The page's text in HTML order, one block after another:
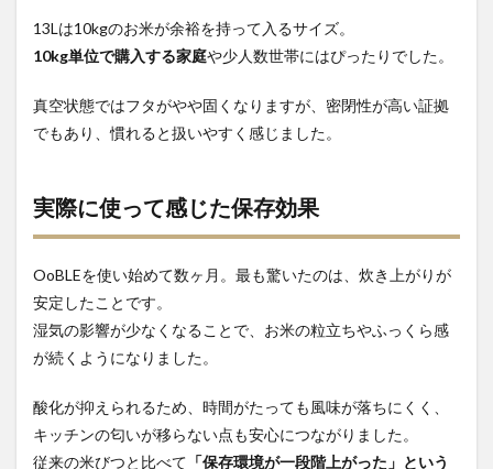
13Lは10kgのお米が余裕を持って入るサイズ。
10kg単位で購入する家庭や少人数世帯にはぴったりでした。
真空状態ではフタがやや固くなりますが、密閉性が高い証拠
でもあり、慣れると扱いやすく感じました。
実際に使って感じた保存効果
OoBLEを使い始めて数ヶ月。最も驚いたのは、炊き上がりが
安定したことです。
湿気の影響が少なくなることで、お米の粒立ちやふっくら感
が続くようになりました。
酸化が抑えられるため、時間がたっても風味が落ちにくく、
キッチンの匂いが移らない点も安心につながりました。
従来の米びつと比べて 「保存環境が一段階上がった」という